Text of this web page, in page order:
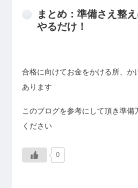
まとめ：準備さえ整
やるだけ！
合格に向けてお金をかける所、か
あります
このブログを参考にして頂き準備
ください
0